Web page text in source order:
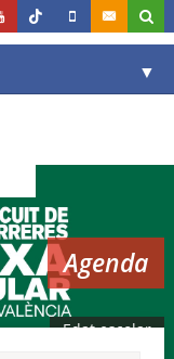
▼
▼
▼
Agenda
Edat escolar